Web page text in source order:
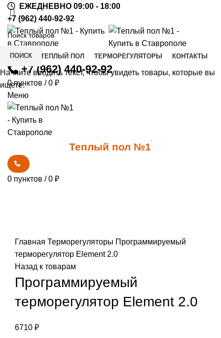
ЕЖЕДНЕВНО 09:00 - 18:00
+7 (962) 440-92-92
КУПИТЬ ТЕПЛЫЙ ПОЛ ТЕРМОРЕГУЛЯТОРЫ КОНТАКТЫ
+7 (962) 440-92-92
0пунктов / 0 ₽
Меню
Теплый пол №1
*
0 пунктов / 0 ₽
Главная Терморегуляторы Программируемый
терморегулятор Element 2.0
Назад к товарам
Программируемый
терморегулятор Element 2.0
6710 ₽
ПОИСК
Начните вводить текст, чтобы увидеть товары, которые вы
ищете.